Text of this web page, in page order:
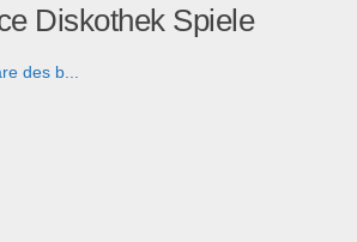
Diskothek Spiele
des b...